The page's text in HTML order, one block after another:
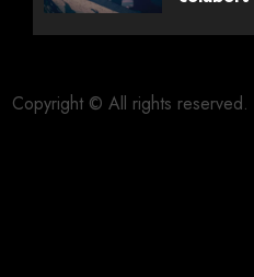
Copyright © All rights reserved.